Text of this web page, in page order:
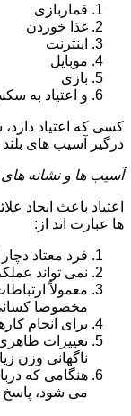
قماربازی
غذا خوردن
اینترنت
موبایل
بازی
و اعتیاد به
کسی که اعتیاد
درگیر آسیب های
آسیب ها و نشانه
اعتیاد باعث ایجاد
ها عبارت اند از:
فرد معتاد
نمی تواند
معمولاً
مخصوصا
برای انجام
تغییرات
ناگهانی وزن
هنگامی که
می شود،